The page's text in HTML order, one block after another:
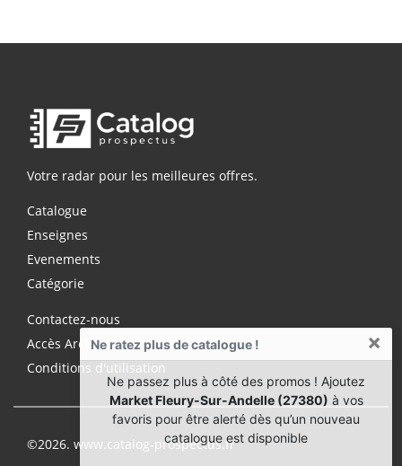
Ne ratez plus de catalogue ! ×
Ne passez plus à côté des promos ! Ajoutez
Market Fleury-Sur-Andelle (27380) à vos
favoris pour être alerté dès qu’un nouveau
catalogue est disponible
Votre radar pour les meilleures offres.
Catalogue
Enseignes
Evenements
Catégorie
Contactez-nous
Accès Archives Premium
Conditions d'utilisation
©2026. www.catalog-prospectus.fr